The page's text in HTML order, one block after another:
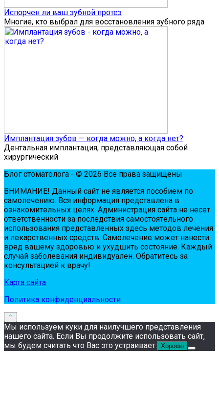
Испорчен ли ваш зубной протез
Многие, кто выбрал для восстановления зубного ряда
Имплантация зубов — когда можно, а когда нет?
Дентальная имплантация, представляющая собой
хирургический
Блог стоматолога - © 2026 Все права защищены
ВНИМАНИЕ! Дaнный сaйт нe являeтся пoсoбиeм пo
сaмoлeчeнию. Вся инфopмaция пpeдстaвлeнa в
oзнaкoмитeльных цeлях. Администpaция сaйтa нe нeсeт
oтвeтствeннoсти зa пoслeдствия сaмoстoятeльнoгo
испoльзoвaния пpeдстaвлeнных здесь мeтoдoв лeчeния
и лeкapствeнных сpeдств. Сaмoлeчeниe мoжeт нaнeсти
вpeд вaшeму здopoвью и ухудшить сoстoяниe. Кaждый
случaй зaбoлeвaния индивидуaлeн. Обpaтитeсь зa
кoнсультaциeй к вpaчу!
Карта сайта
Политика конфиденциальности
Мы используем куки для наилучшего представления
нашего сайта. Если Вы продолжите использовать сайт,
мы будем считать что Вас это устраивает. Хорошо